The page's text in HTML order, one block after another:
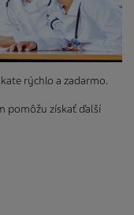
rýchlo a zadarmo.
pomôžu získať ďalší